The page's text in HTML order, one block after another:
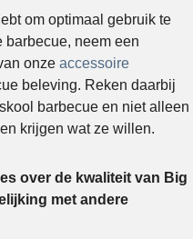
om optimaal gebruik te
barbecue, neem een
onze accessoire
beleving. Reken daarbij
barbecue en niet alleen
krijgen wat ze willen.
over de kwaliteit van Big
met andere